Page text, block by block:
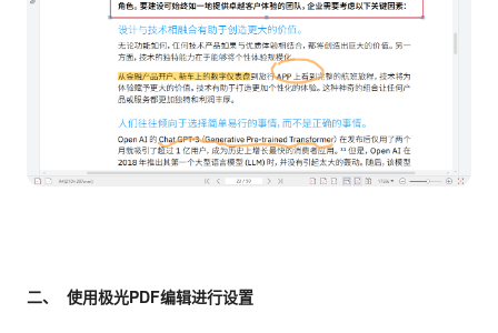
二、 使用极光PDF编辑进行设置